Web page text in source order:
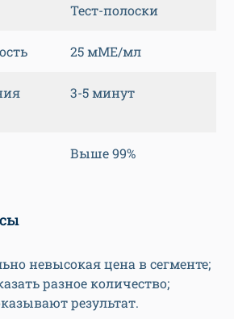
Тест-полоски
25 мМЕ/мл
3-5 минут
Выше 99%
невысокая цена в сегменте;
разное количество;
результат.